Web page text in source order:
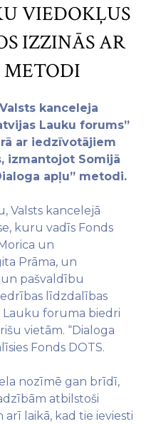
VIEDOKĻUS
IZZINĀS AR
METODI
kanceleja
Lauku forums”
ar iedzīvotājiem
izmantojot Somijā
apļu” metodi.
Valsts kancelejā
kuru vadīs Fonds
un
Prāma, un
un pašvaldību
līdzdalības
Lauku foruma biedri
vietām. “Dialoga
Fonds DOTS.
nozīmē gan brīdī,
atbilstoši
laikā, kad tie ieviesti